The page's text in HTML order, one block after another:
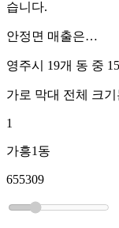
습니다.
안정면 매출은…
영주시 19개 동 중
가로 막대 전체 크기
1
가흥1동
655309